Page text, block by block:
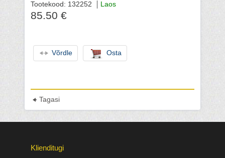
Tootekood: 132252 Laos
85.50 €
Võrdle Osta
Tagasi
Klienditugi